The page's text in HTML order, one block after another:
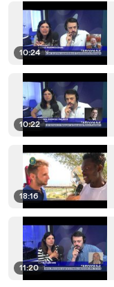
10:24
10:22
18:16
11:20